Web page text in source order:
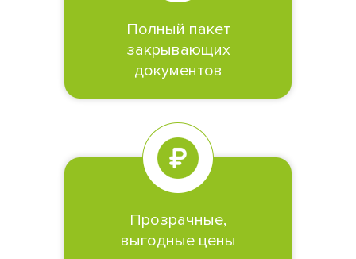
Полный пакет
закрывающих
документов
Прозрачные,
выгодные цены